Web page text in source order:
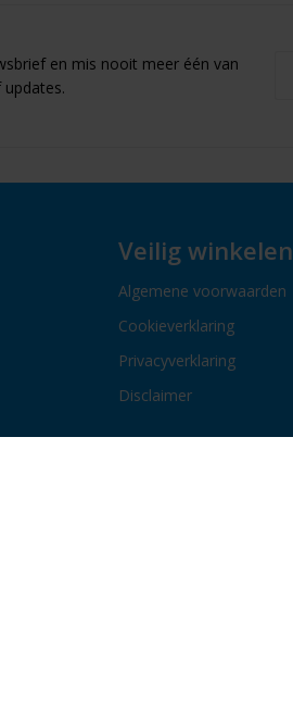
en mis nooit meer één van
Veilig winkelen
Algemene voorwaarden
Cookieverklaring
Privacyverklaring
Disclaimer